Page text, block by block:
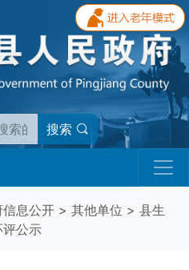
搜索
信息公开 > 其他单位 > 县生
评公示